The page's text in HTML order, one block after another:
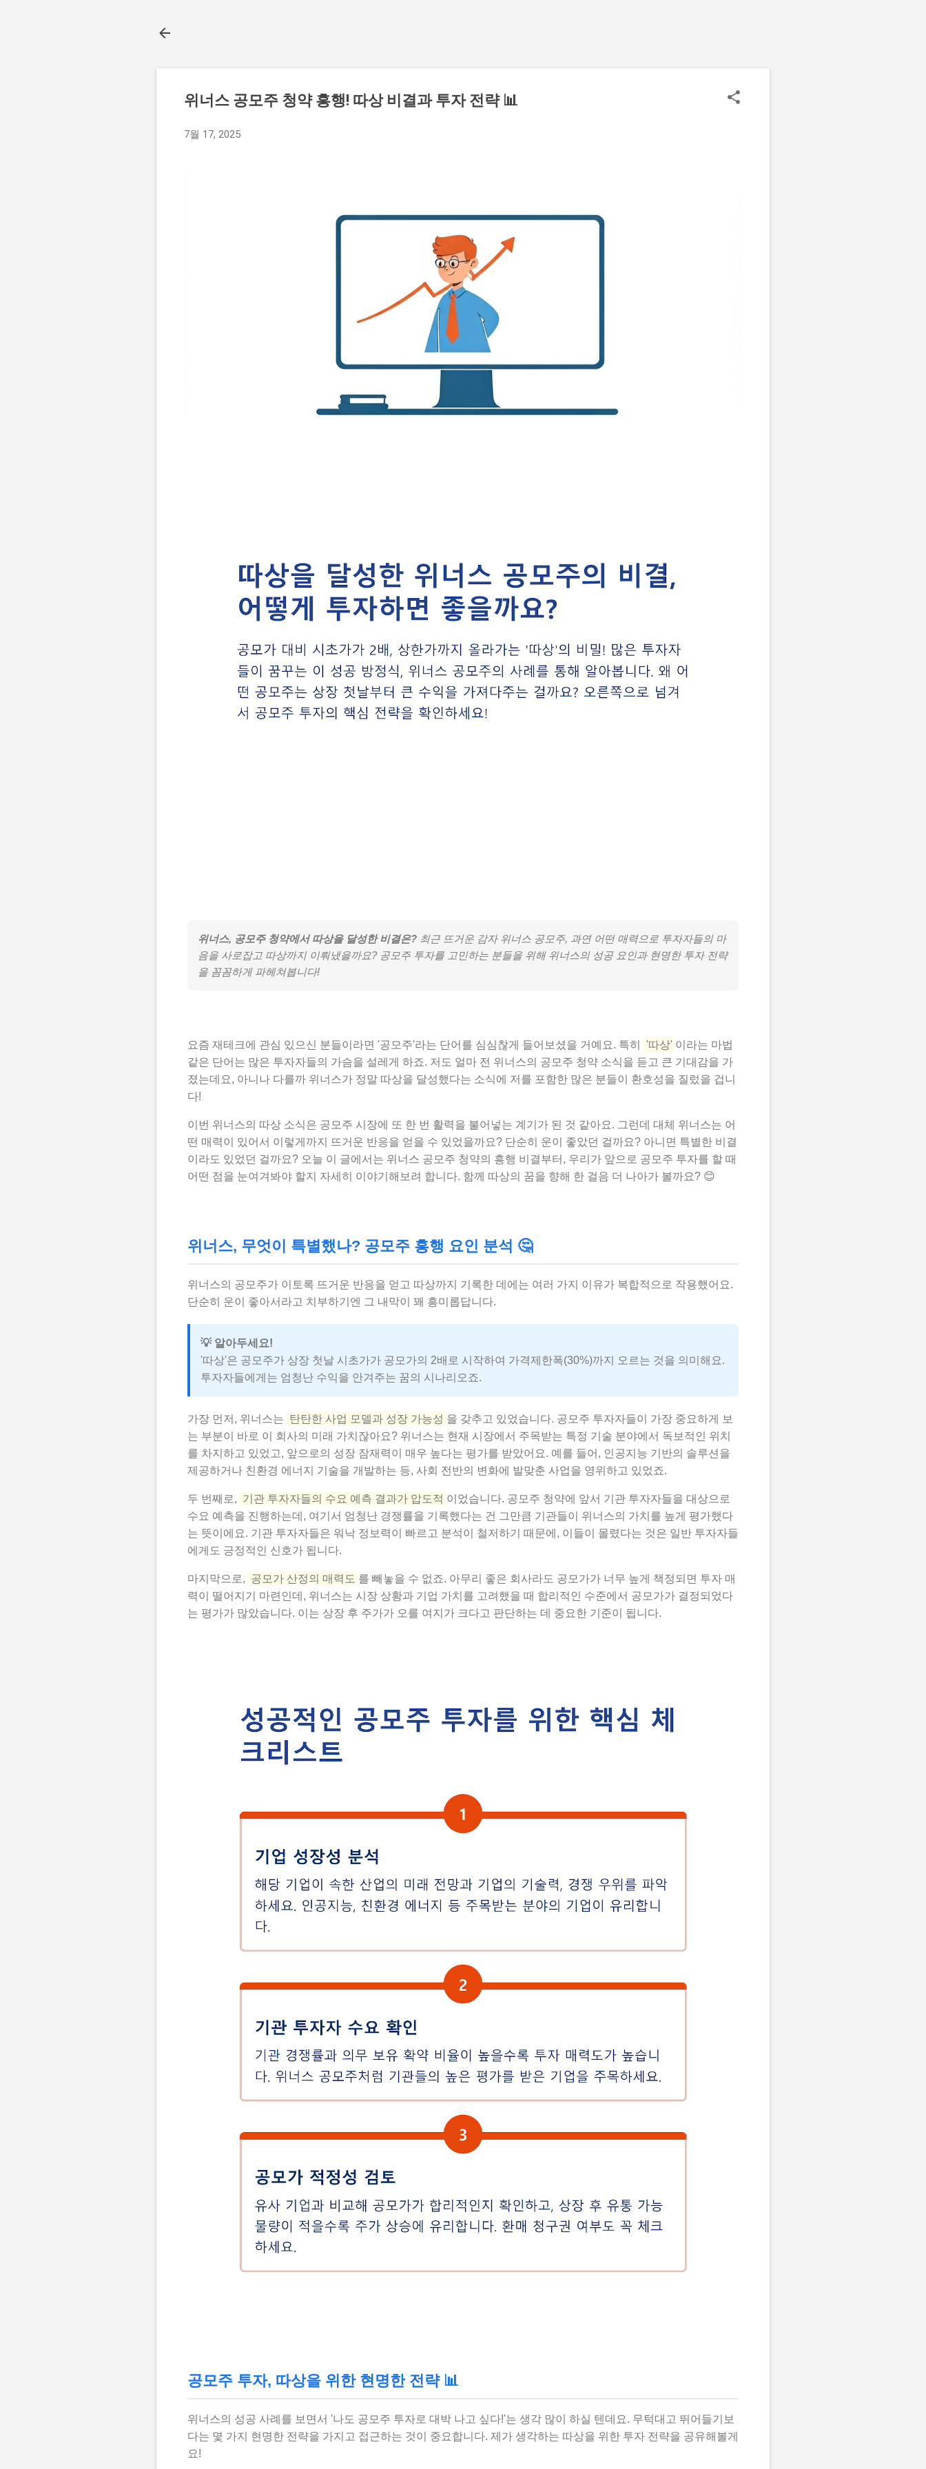
위너스 공모주 청약 흥행! 따상 비결과 투자 전략 📊
7월 17, 2025
위너스, 공모주 청약에서 따상을 달성한 비결은? 최근 뜨거운 감자 위너스 공모주, 과연 어떤 매력으로 투자자들의 마
음을 사로잡고 따상까지 이뤄냈을까요? 공모주 투자를 고민하는 분들을 위해 위너스의 성공 요인과 현명한 투자 전략
을 꼼꼼하게 파헤쳐봅니다!
요즘 재테크에 관심 있으신 분들이라면 '공모주'라는 단어를 심심찮게 들어보셨을 거예요. 특히 '따상' 이라는 마법
같은 단어는 많은 투자자들의 가슴을 설레게 하죠. 저도 얼마 전 위너스의 공모주 청약 소식을 듣고 큰 기대감을 가
졌는데요, 아니나 다를까 위너스가 정말 따상을 달성했다는 소식에 저를 포함한 많은 분들이 환호성을 질렀을 겁니
다!
이번 위너스의 따상 소식은 공모주 시장에 또 한 번 활력을 불어넣는 계기가 된 것 같아요. 그런데 대체 위너스는 어
떤 매력이 있어서 이렇게까지 뜨거운 반응을 얻을 수 있었을까요? 단순히 운이 좋았던 걸까요? 아니면 특별한 비결
이라도 있었던 걸까요? 오늘 이 글에서는 위너스 공모주 청약의 흥행 비결부터, 우리가 앞으로 공모주 투자를 할 때
어떤 점을 눈여겨봐야 할지 자세히 이야기해보려 합니다. 함께 따상의 꿈을 향해 한 걸음 더 나아가 볼까요? 😊
위너스, 무엇이 특별했나? 공모주 흥행 요인 분석 🤔
위너스의 공모주가 이토록 뜨거운 반응을 얻고 따상까지 기록한 데에는 여러 가지 이유가 복합적으로 작용했어요.
단순히 운이 좋아서라고 치부하기엔 그 내막이 꽤 흥미롭답니다.
💡 알아두세요!
'따상'은 공모주가 상장 첫날 시초가가 공모가의 2배로 시작하여 가격제한폭(30%)까지 오르는 것을 의미해요.
투자자들에게는 엄청난 수익을 안겨주는 꿈의 시나리오죠.
가장 먼저, 위너스는 탄탄한 사업 모델과 성장 가능성 을 갖추고 있었습니다. 공모주 투자자들이 가장 중요하게 보
는 부분이 바로 이 회사의 미래 가치잖아요? 위너스는 현재 시장에서 주목받는 특정 기술 분야에서 독보적인 위치
를 차지하고 있었고, 앞으로의 성장 잠재력이 매우 높다는 평가를 받았어요. 예를 들어, 인공지능 기반의 솔루션을
제공하거나 친환경 에너지 기술을 개발하는 등, 사회 전반의 변화에 발맞춘 사업을 영위하고 있었죠.
두 번째로, 기관 투자자들의 수요 예측 결과가 압도적 이었습니다. 공모주 청약에 앞서 기관 투자자들을 대상으로
수요 예측을 진행하는데, 여기서 엄청난 경쟁률을 기록했다는 건 그만큼 기관들이 위너스의 가치를 높게 평가했다
는 뜻이에요. 기관 투자자들은 워낙 정보력이 빠르고 분석이 철저하기 때문에, 이들이 몰렸다는 것은 일반 투자자들
에게도 긍정적인 신호가 됩니다.
마지막으로, 공모가 산정의 매력도 를 빼놓을 수 없죠. 아무리 좋은 회사라도 공모가가 너무 높게 책정되면 투자 매
력이 떨어지기 마련인데, 위너스는 시장 상황과 기업 가치를 고려했을 때 합리적인 수준에서 공모가가 결정되었다
는 평가가 많았습니다. 이는 상장 후 주가가 오를 여지가 크다고 판단하는 데 중요한 기준이 됩니다.
공모주 투자, 따상을 위한 현명한 전략 📊
위너스의 성공 사례를 보면서 '나도 공모주 투자로 대박 나고 싶다!'는 생각 많이 하실 텐데요. 무턱대고 뛰어들기보
다는 몇 가지 현명한 전략을 가지고 접근하는 것이 중요합니다. 제가 생각하는 따상을 위한 투자 전략을 공유해볼게
요!